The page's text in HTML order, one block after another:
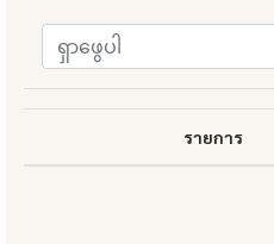
รายการ